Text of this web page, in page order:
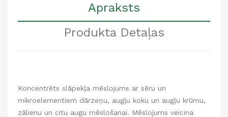
Apraksts
Produkta Detaļas
Koncentrēts slāpekļa mēslojums ar sēru un
mikroelementiem dārzeņu, augļu koku un augļu krūmu,
zālienu un citu augu mēslošanai. Mēslojums veicina